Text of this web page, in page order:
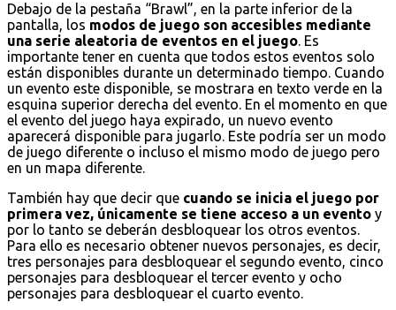
Debajo de la pestaña “Brawl”, en la parte inferior de la
pantalla, los modos de juego son accesibles mediante
una serie aleatoria de eventos en el juego. Es
importante tener en cuenta que todos estos eventos solo
están disponibles durante un determinado tiempo. Cuando
un evento este disponible, se mostrara en texto verde en la
esquina superior derecha del evento. En el momento en que
el evento del juego haya expirado, un nuevo evento
aparecerá disponible para jugarlo. Este podría ser un modo
de juego diferente o incluso el mismo modo de juego pero
en un mapa diferente.
También hay que decir que cuando se inicia el juego por
primera vez, únicamente se tiene acceso a un evento y
por lo tanto se deberán desbloquear los otros eventos.
Para ello es necesario obtener nuevos personajes, es decir,
tres personajes para desbloquear el segundo evento, cinco
personajes para desbloquear el tercer evento y ocho
personajes para desbloquear el cuarto evento.